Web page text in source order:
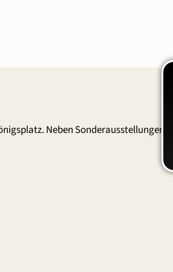
Neben Sonderausstellungen